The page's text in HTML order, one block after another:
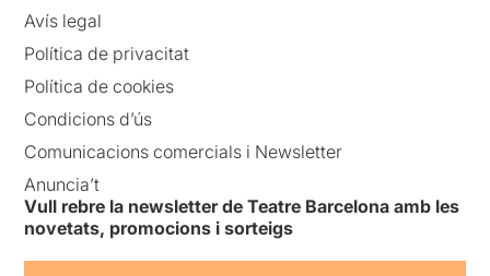
Avís legal
Política de privacitat
Política de cookies
Condicions d’ús
Comunicacions comercials i Newsletter
Anuncia’t
Vull rebre la newsletter de Teatre Barcelona amb les
novetats, promocions i sorteigs